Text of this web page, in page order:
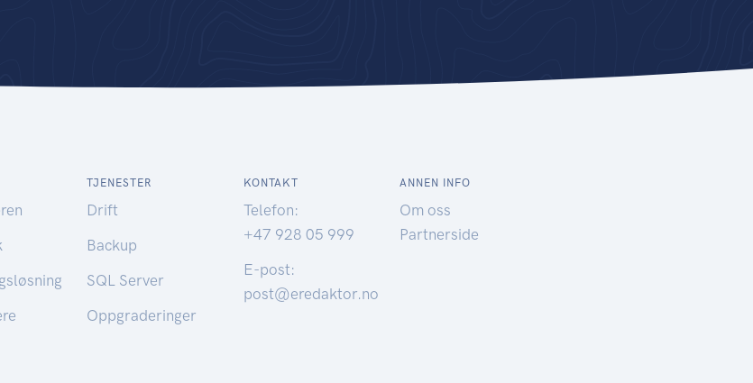
TJENESTER
Drift
Backup
SQL Server
Oppgraderinger
KONTAKT
Telefon:
+47 928 05 999
E-post:
post@eredaktor.no
ANNEN INFO
Om oss
Partnerside